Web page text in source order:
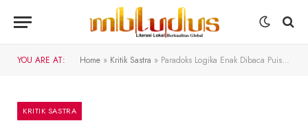
YOU ARE AT: Home » Kritik Sastra » Paradoks Logika Enak Dibaca Puisi “Aku Tanpamu” Karya Mh. D. Hermanto
KRITIK SASTRA